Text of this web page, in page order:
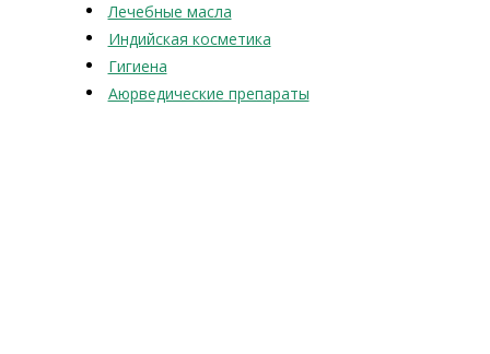
Лечебные масла
Индийская косметика
Гигиена
Аюрведические препараты